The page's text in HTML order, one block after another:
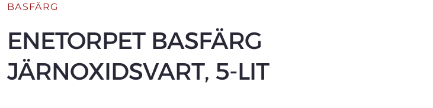
BASFÄRG
ENETORPET BASFÄRG
JÄRNOXIDSVART, 5-LIT